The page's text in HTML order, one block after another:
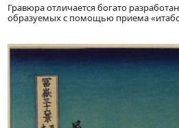
Гравюра отличается богато
образуемых с помощью приема